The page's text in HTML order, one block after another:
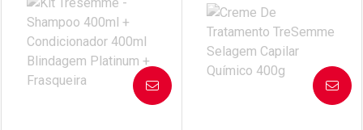
Laboratório
Por Menos Laboratório
Por Menos
AVISE-ME AVISE-ME